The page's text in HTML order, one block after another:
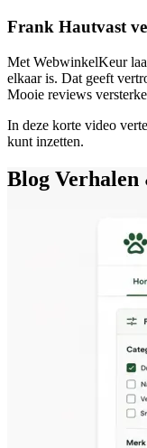
Frank Hautvast
Met WebwinkelKeur
elkaar is. Dat geeft
Mooie reviews
In deze korte video
kunt inzetten.
Blog Verhalen